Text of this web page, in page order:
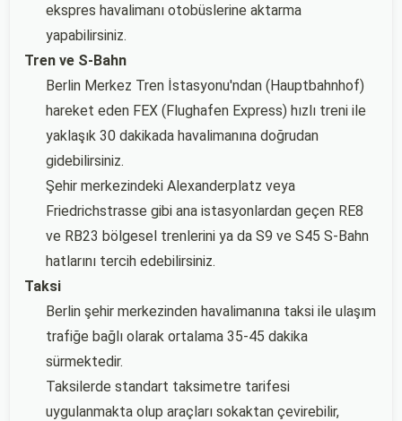
ekspres havalimanı otobüslerine aktarma
yapabilirsiniz.
Tren ve S-Bahn
Berlin Merkez Tren İstasyonu'ndan (Hauptbahnhof)
hareket eden FEX (Flughafen Express) hızlı treni ile
yaklaşık 30 dakikada havalimanına doğrudan
gidebilirsiniz.
Şehir merkezindeki Alexanderplatz veya
Friedrichstrasse gibi ana istasyonlardan geçen RE8
ve RB23 bölgesel trenlerini ya da S9 ve S45 S-Bahn
hatlarını tercih edebilirsiniz.
Taksi
Berlin şehir merkezinden havalimanına taksi ile ulaşım
trafiğe bağlı olarak ortalama 35-45 dakika
sürmektedir.
Taksilerde standart taksimetre tarifesi
uygulanmakta olup araçları sokaktan çevirebilir,